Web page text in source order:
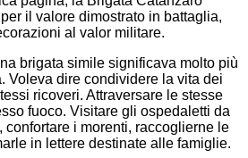
il valore dimostrato in battaglia,
al valor militare.
brigata simile significava molto più
Voleva dire condividere la vita dei
ricoveri. Attraversare le stesse
fuoco. Visitare gli ospedaletti da
confortare i morenti, raccoglierne le
in lettere destinate alle famiglie.